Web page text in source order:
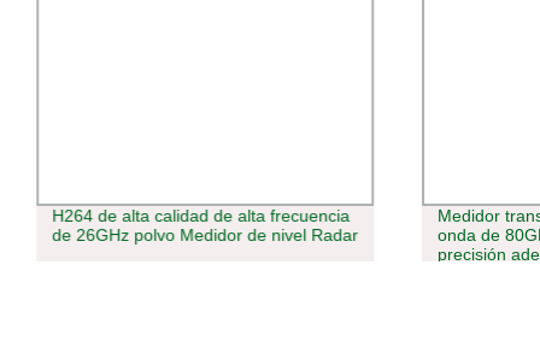
H264 de alta calidad de alta frecuencia
de 26GHz polvo Medidor de nivel Radar
Medidor
onda de
precisión